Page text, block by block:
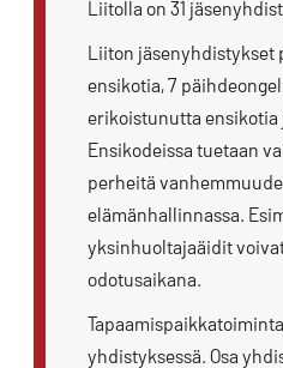
Liitolla on 31
Liiton jäsenyhdistykset
ensikotia, 7
erikoistunutta ensikotia
Ensikodeissa tuetaan
perheitä
elämänhallinnassa.
yksinhuoltajaäidit
odotusaikana.
yhdistyksessä. Osa